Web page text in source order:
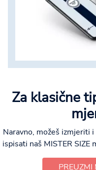
Za klasične
Naravno, možeš izmjeriti
ispisati naš MISTER
PREUZMI